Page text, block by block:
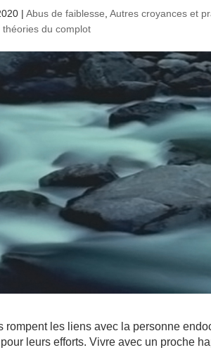
|Abus de faiblesse ,Autres croyances et
,théories du complot
rompent les liens avec la personne
leurs efforts. Vivre avec un proche